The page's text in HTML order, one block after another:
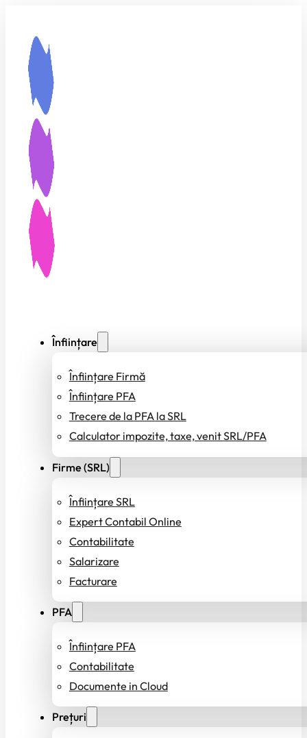
Înființare
Înființare Firmă
Înființare PFA
Trecere de la PFA la SRL
Calculator impozite, taxe, venit SRL/PFA
Firme (SRL)
Înființare SRL
Expert Contabil Online
Contabilitate
Salarizare
Facturare
PFA
Înființare PFA
Contabilitate
Documente in Cloud
Prețuri